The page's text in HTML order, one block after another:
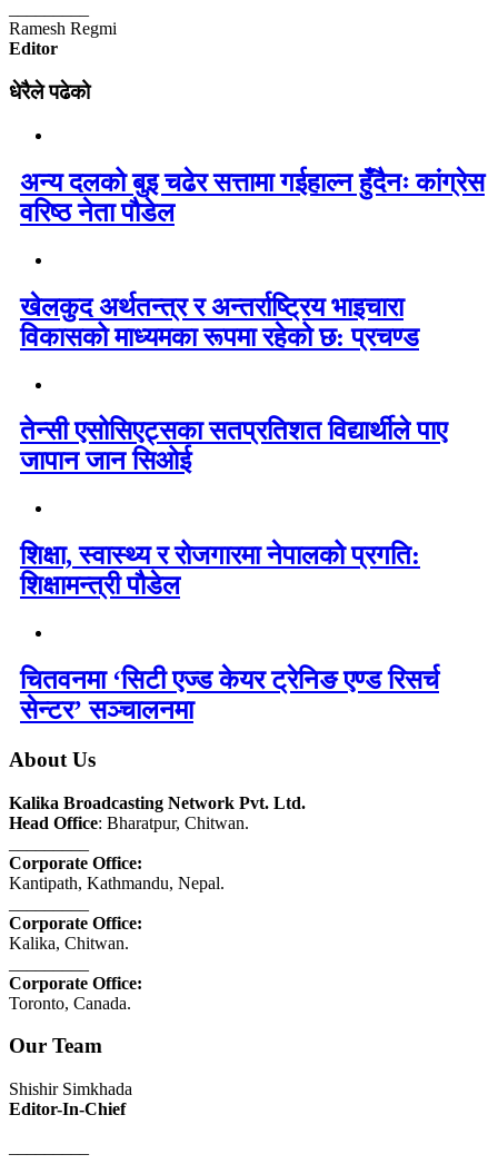
Ramesh Regmi
Editor
धेरैले पढेको
अन्य दलको बुइ चढेर सत्तामा गईहाल्न हुँदैनः कांग्रेस
वरिष्ठ नेता पौडेल
खेलकुद अर्थतन्त्र र अन्तर्राष्ट्रिय भाइचारा
विकासको माध्यमका रूपमा रहेको छ: प्रचण्ड
तेन्सी एसोसिएट्सका सतप्रतिशत विद्यार्थीले पाए
जापान जान सिओई
शिक्षा, स्वास्थ्य र रोजगारमा नेपालको प्रगति:
शिक्षामन्त्री पौडेल
चितवनमा ‘सिटी एज्ड केयर ट्रेनिङ एण्ड रिसर्च
सेन्टर’ सञ्चालनमा
About Us
Kalika Broadcasting Network Pvt. Ltd.
Head Office: Bharatpur, Chitwan.
Corporate Office:
Kantipath, Kathmandu, Nepal.
Corporate Office:
Kalika, Chitwan.
Corporate Office:
Toronto, Canada.
Our Team
Shishir Simkhada
Editor-In-Chief